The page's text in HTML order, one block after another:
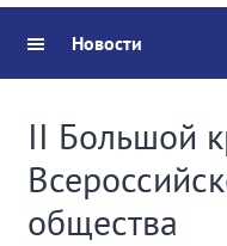
Новости
II Большой
общества